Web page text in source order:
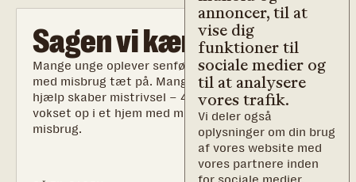
Sagen vi kæmper for
Mange unge oplever senfølger af deres opvækst
med misbrug tæt på. Manglende anerkendelse og
hjælp skaber mistrivsel – 40% af børn, som er
vokset op i et hjem med misbrug udvikler selv et
misbrug.
annoncer, til at
vise dig
funktioner til
sociale medier og
til at analysere
vores trafik.
Vi deler også
oplysninger om din brug
af vores website med
vores partnere inden
for sociale medier,